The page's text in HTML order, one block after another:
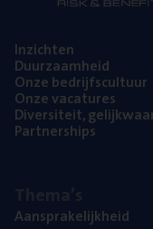
Inzich­ten
Duur­zaam­heid
Onze bedrijfs­cul­tuur
Onze vaca­tu­res
Diver­si­teit,
Part­ner­ships
Aan­spra­ke­lijk­heid